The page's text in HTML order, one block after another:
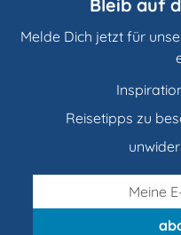
Bleib auf
Melde Dich jetzt für
Reisetipps zu